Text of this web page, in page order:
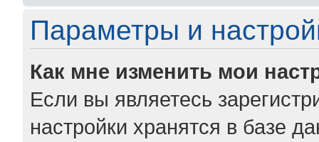
Параметры и
Как мне изменить мои
Если вы являетесь
настройки хранятся в базе